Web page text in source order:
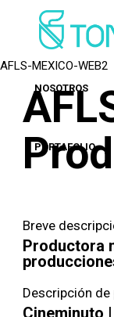
NOSOTROS
PORTAFOLIO
Breve
Productora
Descripción
Cineminuto